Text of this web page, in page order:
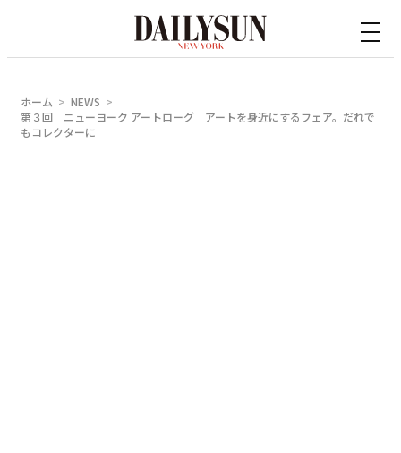
ホーム
NEWS
第３回 ニューヨーク アートローグ アートを身近にするフェア。だれで
もコレクターに